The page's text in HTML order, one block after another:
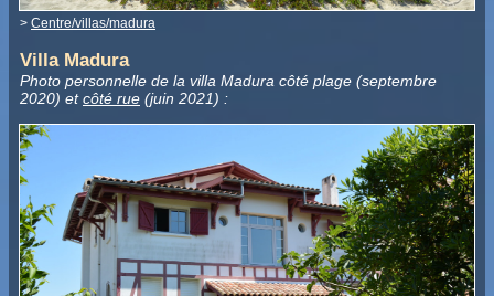
> Centre/villas/madura
Villa Madura
Photo personnelle de la villa Madura côté plage (septembre
2020) etcôté rue (juin 2021) :